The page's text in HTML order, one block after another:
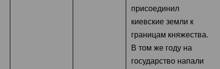
присоединил
киевские земли к
границам княжества.
В том же году на
государство напали